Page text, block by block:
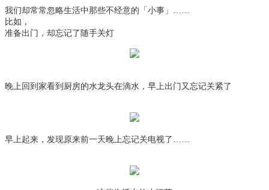
我们却常常忽略生活中那些不经意的「小事」……
比如，
准备出门，却忘记了随手关灯
晚上回到家看到厨房的水龙头在滴水，早上出门又忘记关紧了
早上起来，发现原来前一天晚上忘记关电视了……